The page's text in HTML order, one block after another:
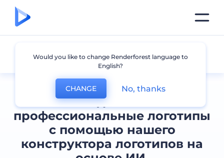
Создавайте
профессиональные логотипы
с помощью нашего
конструктора логотипов на
Все логотипы
Would you like to change Renderforest language to
English?
CHANGE No, thanks